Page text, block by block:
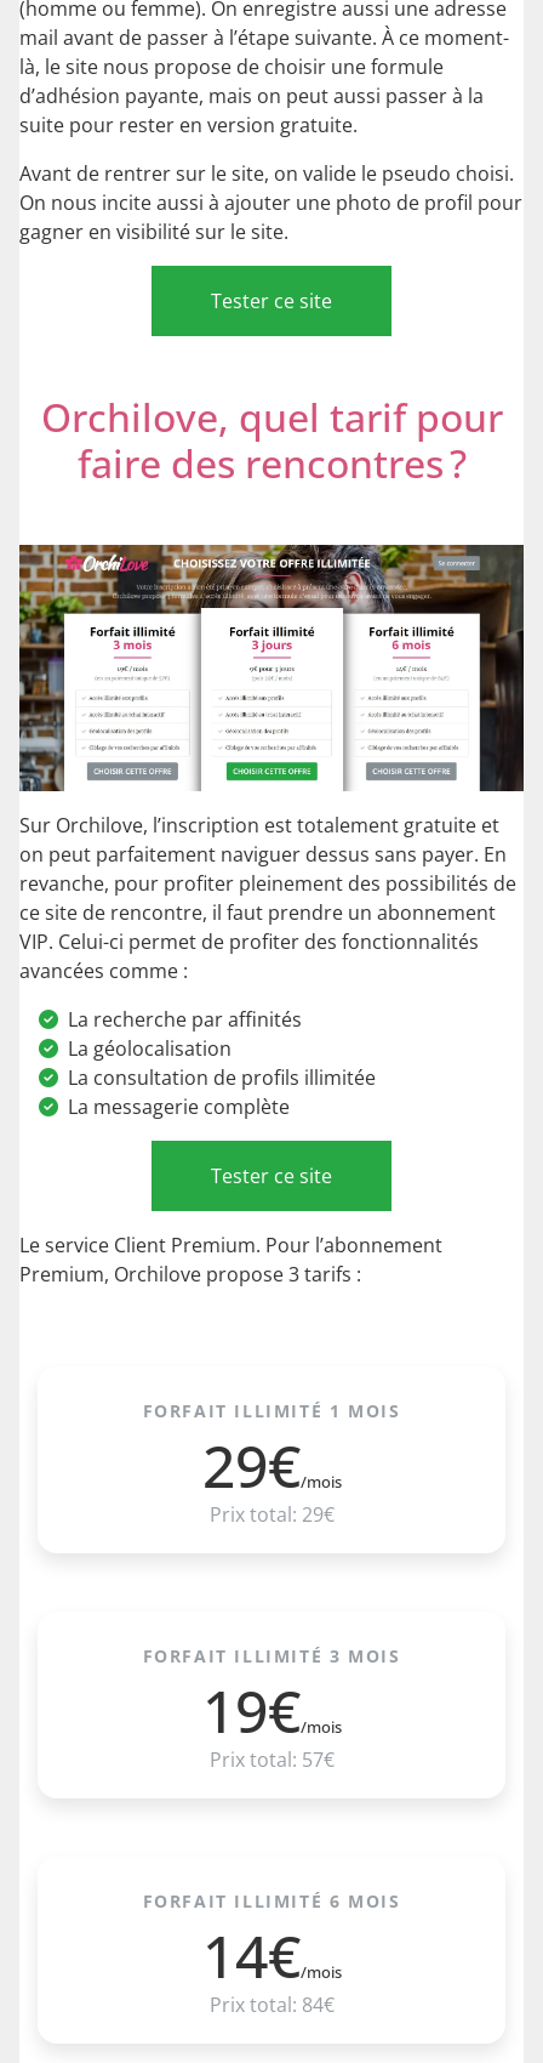
(homme ou femme). On enregistre aussi une adresse
mail avant de passer à l’étape suivante. À ce moment-
là, le site nous propose de choisir une formule
d’adhésion payante, mais on peut aussi passer à la
suite pour rester en version gratuite.
Avant de rentrer sur le site, on valide le pseudo choisi.
On nous incite aussi à ajouter une photo de profil pour
gagner en visibilité sur le site.
Tester ce site
Orchilove, quel tarif pour
faire des rencontres ?
Sur Orchilove, l’inscription est totalement gratuite et
on peut parfaitement naviguer dessus sans payer. En
revanche, pour profiter pleinement des possibilités de
ce site de rencontre, il faut prendre un abonnement
VIP. Celui-ci permet de profiter des fonctionnalités
avancées comme :
La recherche par affinités
La géolocalisation
La consultation de profils illimitée
La messagerie complète
Tester ce site
Le service Client Premium. Pour l’abonnement
Premium, Orchilove propose 3 tarifs :
FORFAIT ILLIMITÉ 1 MOIS
29€/mois
Prix total: 29€
FORFAIT ILLIMITÉ 3 MOIS
19€/mois
Prix total: 57€
FORFAIT ILLIMITÉ 6 MOIS
14€/mois
Prix total: 84€